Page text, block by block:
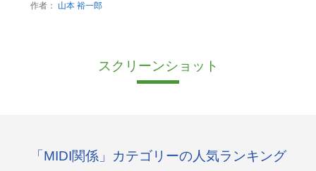
作者：
山本 裕一郎
スクリーンショット
「MIDI関係」カテゴリーの人気ランキング